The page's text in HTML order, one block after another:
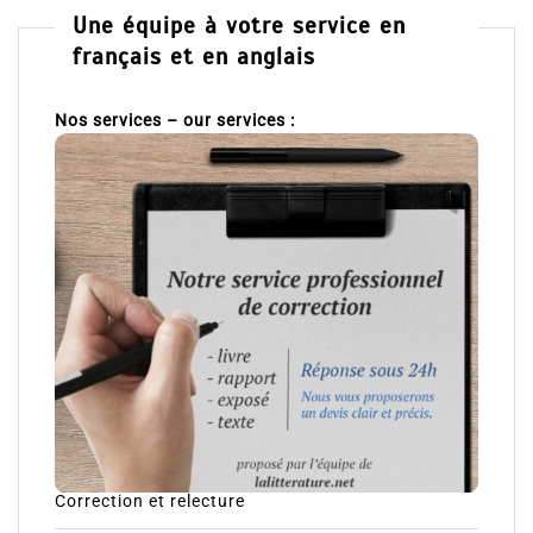
Une équipe à votre service en
français et en anglais
Nos services – our services :
Correction et relecture